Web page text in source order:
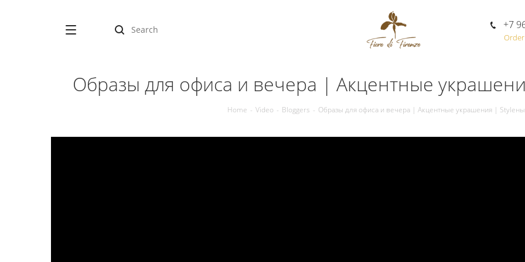
+7
Образы для офиса и вечера | Акцентные
Home - Video - Bloggers - Образы для офиса и вечера | Акцентные украшения |